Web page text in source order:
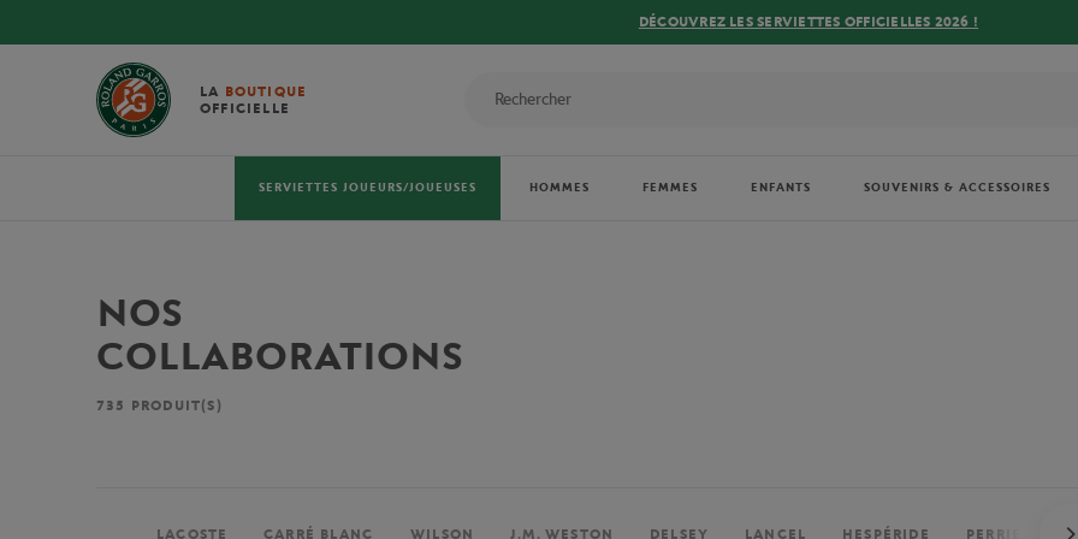
DÉCOUVREZ LES SERVIETTES OFFICIELLES 2026 !
LA BOUTIQUE
OFFICIELLE
SERVIETTES JOUEURS/JOUEUSES HOMMES FEMMES ENFANTS SOUVENIRS & ACCESSOIRES
NOS
COLLABORATIONS
735 PRODUIT(S)
LACOSTE CARRÉ BLANC WILSON J.M. WESTON DELSEY LANCEL HESPÉRIDE PERRIER